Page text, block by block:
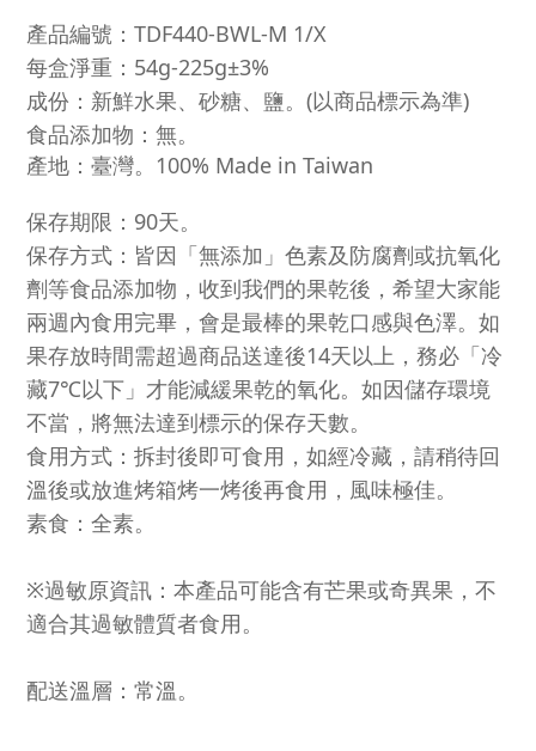
產品編號：TDF440-BWL-M 1/X
每盒淨重：54g-225g±3%
成份：新鮮水果、砂糖、鹽。(以商品標示為準)
食品添加物：無。
產地：臺灣。100% Made in Taiwan
保存期限：90天。
保存方式：皆因「無添加」色素及防腐劑或抗氧化
劑等食品添加物，收到我們的果乾後，希望大家能
兩週內食用完畢，會是最棒的果乾口感與色澤。如
果存放時間需超過商品送達後14天以上，務必「冷
藏7℃以下」才能減緩果乾的氧化。如因儲存環境
不當，將無法達到標示的保存天數。
食用方式：拆封後即可食用，如經冷藏，請稍待回
溫後或放進烤箱烤一烤後再食用，風味極佳。
素食：全素。
※過敏原資訊：本產品可能含有芒果或奇異果，不
適合其過敏體質者食用。
配送溫層：常溫。